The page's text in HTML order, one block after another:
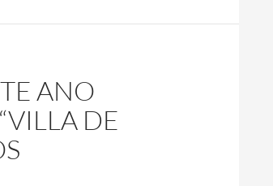
ANO
DE